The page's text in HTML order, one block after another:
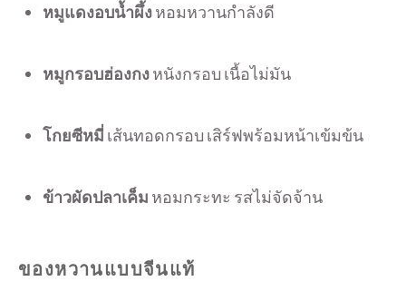
หมูแดงอบน้ำผึ้งหอมหวานกำลังดี
หมูกรอบฮ่องกงหนังกรอบ เนื้อไม่มัน
โกยซีหมี่ เส้นทอดกรอบ เสิร์ฟพร้อมหน้าเข้มข้น
ข้าวผัดปลาเค็ม หอมกระทะ รสไม่จัดจ้าน
ของหวานแบบจีนแท้